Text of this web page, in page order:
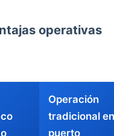
operativas
Operación
tradicional en
puerto